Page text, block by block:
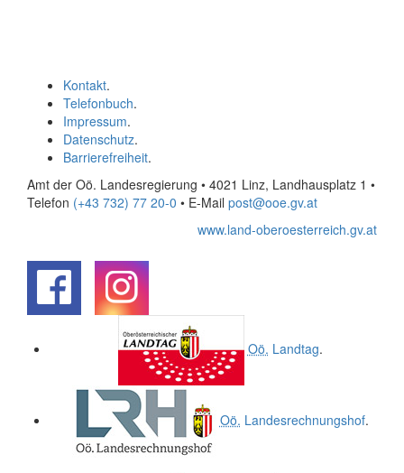
Kontakt.
Telefonbuch.
Impressum.
Datenschutz.
Barrierefreiheit.
Amt der Oö. Landesregierung • 4021 Linz, Landhausplatz 1 •
Telefon (+43 732) 77 20-0 • E-Mail post@ooe.gv.at
www.land-oberoesterreich.gv.at
Oö. Landtag.
Oö. Landesrechnungshof.